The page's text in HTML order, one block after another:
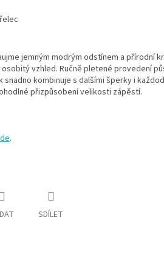
jemným modrým odstínem a přírodní
vzhled. Ručně pletené provedení
snadno kombinuje s dalšími šperky i
přizpůsobení velikosti zápěstí.
.
SDÍLET